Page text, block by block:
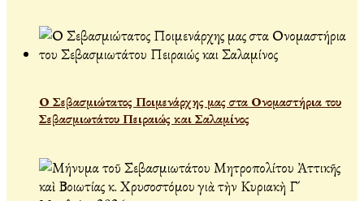
Ο Σεβασμιώτατος Ποιμενάρχης μας στα Ονομαστήρια του
Σεβασμιωτάτου Πειραιώς και Σαλαμίνος